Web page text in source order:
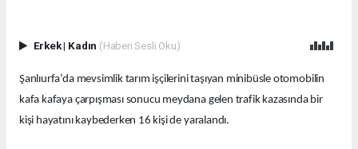
Erkek| Kadın (Haberi Sesli Oku)
Şanlıurfa’da mevsimlik tarım işçilerini taşıyan minibüsle otomobilin
kafa kafaya çarpışması sonucu meydana gelen trafik kazasında bir
kişi hayatını kaybederken 16 kişi de yaralandı.